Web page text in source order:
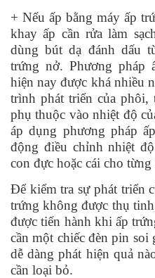
+ Nếu ấp bằng máy ấp
khay ấp cần rửa làm
dùng bút dạ đánh dấu
trứng nở. Phương pháp
hiện nay được khá nhiều
trình phát triển của phôi,
phụ thuộc vào nhiệt độ
áp dụng phương pháp
động điều chỉnh nhiệt
con đực hoặc cái cho
Để kiểm tra sự phát triển
trứng không được thụ
được tiến hành khi ấp
cần một chiếc đèn pin soi
dễ dàng phát hiện quả
cần loại bỏ.